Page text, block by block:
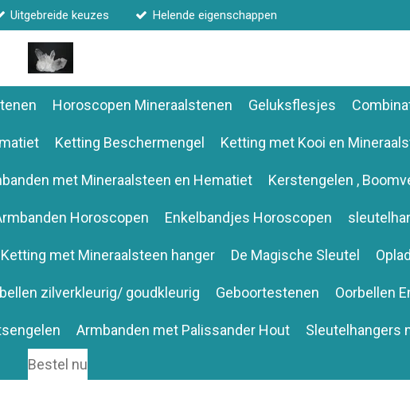
Uitgebreide keuzes Helende eigenschappen
Horoscopen Mineraalstenen Geluksflesjes
Ketting Beschermengel Ketting met Kooi en
met Mineraalsteen en Hematiet Kerstengelen ,
Horoscopen Enkelbandjes Horoscopen
Ketting met Mineraalsteen hanger De Magische Sleutel
zilverkleurig/ goudkleurig Geboortestenen Oorbellen
Armbanden met Palissander Hout Sleutelhangers
Bestel nu